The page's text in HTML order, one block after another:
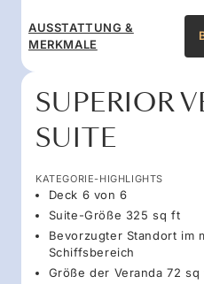
AUSSTATTUNG &
MERKMALE
SUPERIOR
SUITE
KATEGORIE-HIGHLIGHTS
Deck 6 von 6
Suite-Größe 325 sq ft
Bevorzugter Standort im
Schiffsbereich
Größe der Veranda 72 sq